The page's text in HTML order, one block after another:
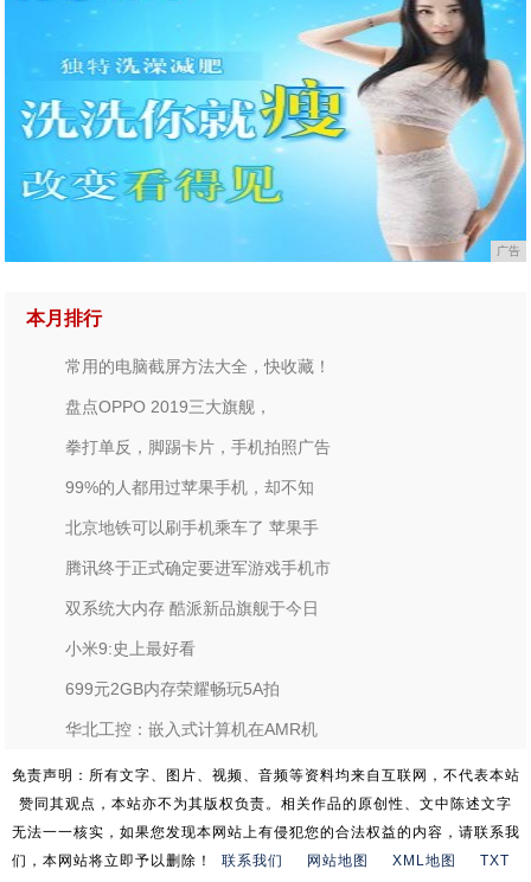
广告
本月排行
常用的电脑截屏方法大全，快收藏！
盘点OPPO 2019三大旗舰，
拳打单反，脚踢卡片，手机拍照广告
99%的人都用过苹果手机，却不知
北京地铁可以刷手机乘车了 苹果手
腾讯终于正式确定要进军游戏手机市
双系统大内存 酷派新品旗舰于今日
小米9:史上最好看
699元2GB内存荣耀畅玩5A拍
华北工控：嵌入式计算机在AMR机
免责声明：所有文字、图片、视频、音频等资料均来自互联网，不代表本站
赞同其观点，本站亦不为其版权负责。相关作品的原创性、文中陈述文字
无法一一核实，如果您发现本网站上有侵犯您的合法权益的内容，请联系我
们，本网站将立即予以删除！
联系我们 网站地图 XML地图
TXT